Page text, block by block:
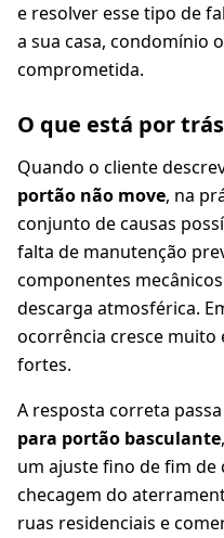
e resolver esse tipo de
a sua casa, condomínio
comprometida.
O que está por
Quando o cliente
portão não move, na
conjunto de causas
falta de manutenção
componentes
descarga atmosférica.
ocorrência cresce muito
fortes.
A resposta correta
para portão basculante
um ajuste fino de fim de
checagem do
ruas residenciais e